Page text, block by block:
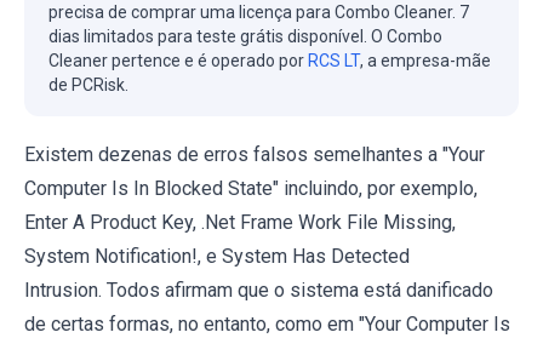
precisa de comprar uma licença para Combo Cleaner. 7
dias limitados para teste grátis disponível. O Combo
Cleaner pertence e é operado por RCS LT, a empresa-mãe
de PCRisk.
Existem dezenas de erros falsos semelhantes a "Your
Computer Is In Blocked State" incluindo, por exemplo,
Enter A Product Key, .Net Frame Work File Missing,
System Notification!, e System Has Detected
Intrusion. Todos afirmam que o sistema está danificado
de certas formas, no entanto, como em "Your Computer Is